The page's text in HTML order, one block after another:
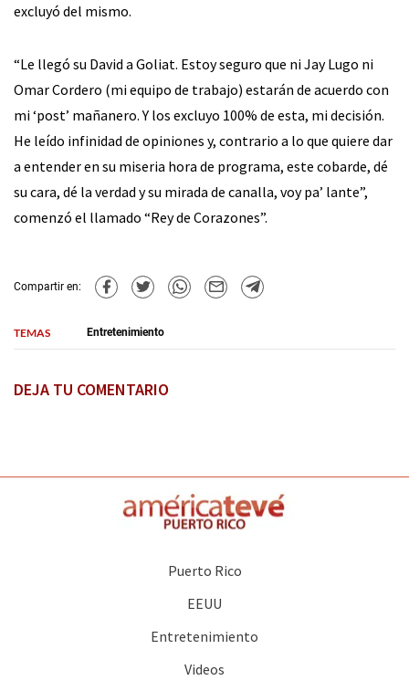
excluyó del mismo.
“Le llegó su David a Goliat. Estoy seguro que ni Jay Lugo ni
Omar Cordero (mi equipo de trabajo) estarán de acuerdo con
mi ‘post’ mañanero. Y los excluyo 100% de esta, mi decisión.
He leído infinidad de opiniones y, contrario a lo que quiere dar
a entender en su miseria hora de programa, este cobarde, dé
su cara, dé la verdad y su mirada de canalla, voy pa’ lante”,
comenzó el llamado “Rey de Corazones”.
Compartir en:
TEMAS Entretenimiento
DEJA TU COMENTARIO
Puerto Rico
EEUU
Entretenimiento
Videos